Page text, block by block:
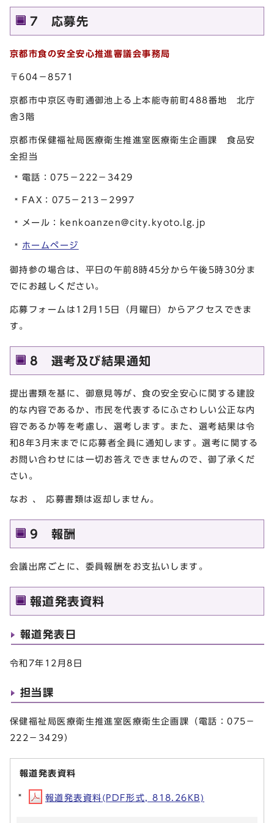
7 応募先
京都市食の安全安心推進審議会事務局
〒604－8571
京都市中京区寺町通御池上る上本能寺前町488番地 北庁
舎3階
京都市保健福祉局医療衛生推進室医療衛生企画課 食品安
全担当
電話：075－222－3429
FAX：075－213－2997
メール： kenkoanzen@city.kyoto.lg.jp
ホームページ
御持参の場合は、平日の午前8時45分から午後5時30分ま
でにお越しください。
応募フォームは12月15日（月曜日）からアクセスできま
す。
8 選考及び結果通知
提出書類を基に、御意見等が、食の安全安心に関する建設
的な内容であるか、市民を代表するにふさわしい公正な内
容であるか等を考慮し、選考します。また、選考結果は令
和8年3月末までに応募者全員に通知します。選考に関する
お問い合わせには一切お答えできませんので、御了承くだ
さい。
なお 、 応募書類は返却しません。
9 報酬
会議出席ごとに、委員報酬をお支払いします。
報道発表資料
報道発表日
令和7年12月8日
担当課
保健福祉局医療衛生推進室医療衛生企画課（電話：075－
222－3429）
報道発表資料
報道発表資料(PDF形式, 818.26KB)